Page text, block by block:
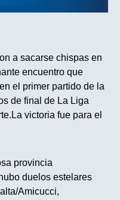
a sacarse chispas en
encuentro que
el primer partido de la
de final de La Liga
victoria fue para el
provincia
duelos estelares
Amicucci,